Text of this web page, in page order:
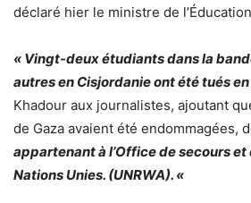
déclaré hier le ministre de
« Vingt-deux étudiants dans la
autres en Cisjordanie ont été tués
Khadour aux journalistes, ajoutant
de Gaza avaient été endommagées,
appartenant à l’Office de secours
Nations Unies. (UNRWA). «